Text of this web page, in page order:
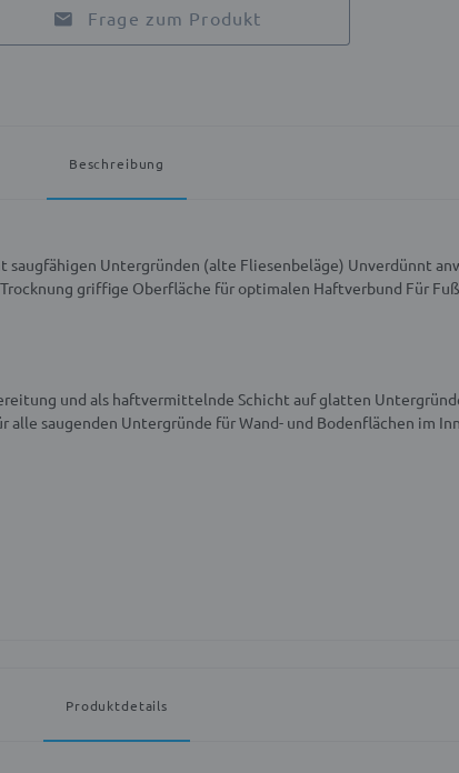
Frage zum Produkt
Beschreibung
saugfähigen Untergründen (alte Fliesenbeläge) Unverdünnt
griffige Oberfläche für optimalen Haftverbund Für
und als haftvermittelnde Schicht auf glatten
saugenden Untergründe für Wand- und Bodenflächen im
Produktdetails